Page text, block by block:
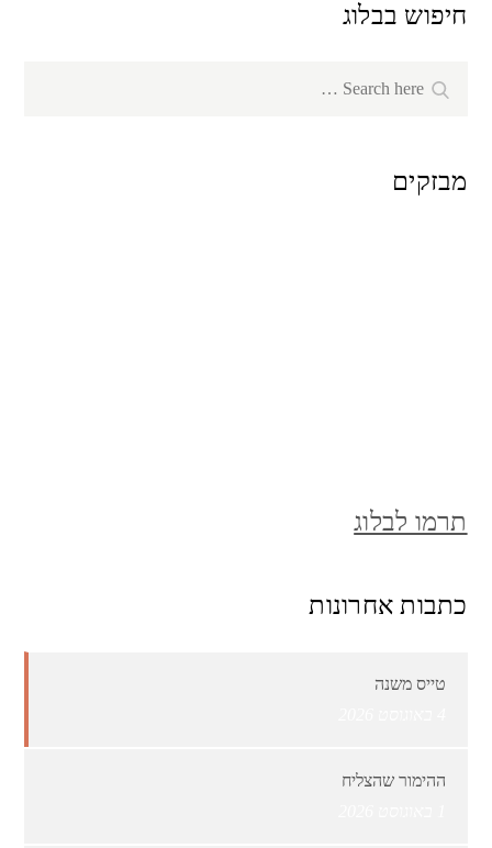
חיפוש בבלוג
Search
מבזקים
תרמו לבלוג
כתבות אחרונות
טייס משנה
ההימור שהצליח